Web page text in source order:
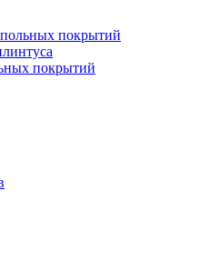
покрытий
покрытий